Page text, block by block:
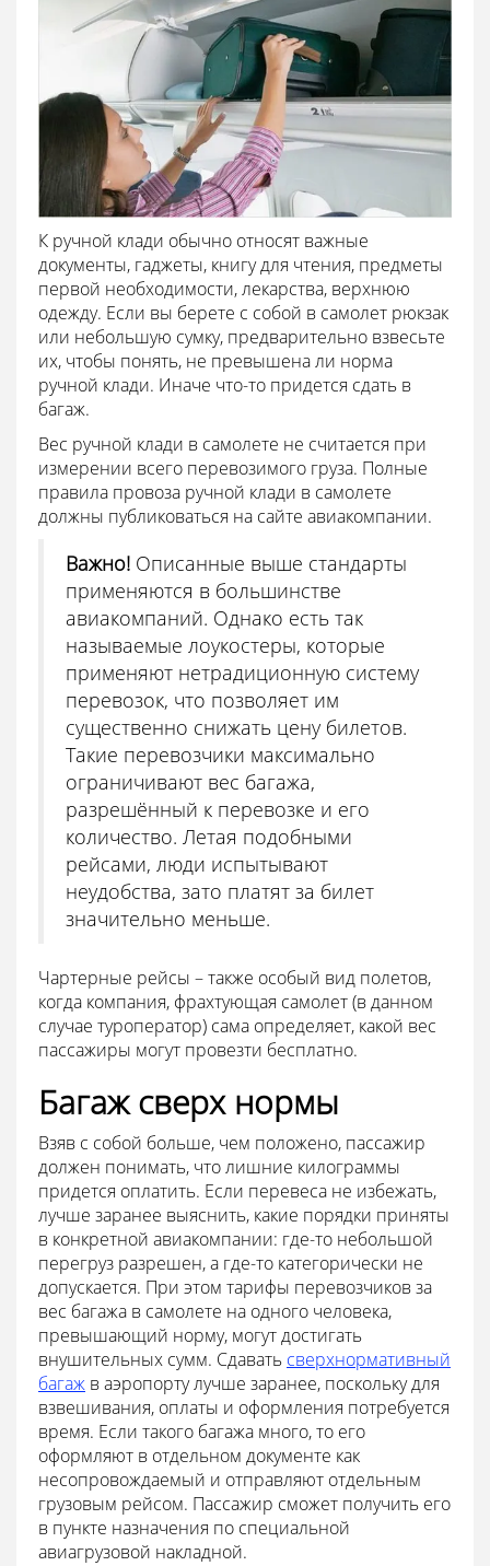
К ручной клади обычно относят важные
документы, гаджеты, книгу для чтения, предметы
первой необходимости, лекарства, верхнюю
одежду. Если вы берете с собой в самолет рюкзак
или небольшую сумку, предварительно взвесьте
их, чтобы понять, не превышена ли норма
ручной клади. Иначе что-то придется сдать в
багаж.
Вес ручной клади в самолете не считается при
измерении всего перевозимого груза. Полные
правила провоза ручной клади в самолете
должны публиковаться на сайте авиакомпании.
Важно! Описанные выше стандарты
применяются в большинстве
авиакомпаний. Однако есть так
называемые лоукостеры, которые
применяют нетрадиционную систему
перевозок, что позволяет им
существенно снижать цену билетов.
Такие перевозчики максимально
ограничивают вес багажа,
разрешённый к перевозке и его
количество. Летая подобными
рейсами, люди испытывают
неудобства, зато платят за билет
значительно меньше.
Чартерные рейсы – также особый вид полетов,
когда компания, фрахтующая самолет (в данном
случае туроператор) сама определяет, какой вес
пассажиры могут провезти бесплатно.
Багаж сверх нормы
Взяв с собой больше, чем положено, пассажир
должен понимать, что лишние килограммы
придется оплатить. Если перевеса не избежать,
лучше заранее выяснить, какие порядки приняты
в конкретной авиакомпании: где-то небольшой
перегруз разрешен, а где-то категорически не
допускается. При этом тарифы перевозчиков за
вес багажа в самолете на одного человека,
превышающий норму, могут достигать
внушительных сумм. Сдавать сверхнормативный
багаж в аэропорту лучше заранее, поскольку для
взвешивания, оплаты и оформления потребуется
время. Если такого багажа много, то его
оформляют в отдельном документе как
несопровождаемый и отправляют отдельным
грузовым рейсом. Пассажир сможет получить его
в пункте назначения по специальной
авиагрузовой накладной.